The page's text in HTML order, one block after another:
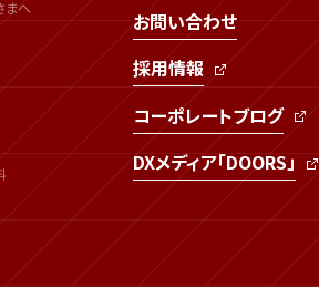
まへ
お問い合わせ
採用情報
コーポレートブログ
DXメディア「DOORS」